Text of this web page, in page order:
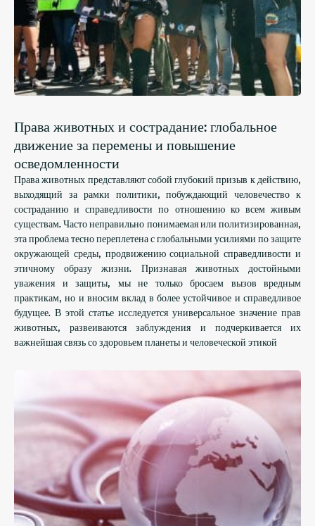
Права животных и сострадание: глобальное
движение за перемены и повышение
осведомленности
Права животных представляют собой глубокий призыв к действию,
выходящий за рамки политики, побуждающий человечество к
состраданию и справедливости по отношению ко всем живым
существам. Часто неправильно понимаемая или политизированная,
эта проблема тесно переплетена с глобальными усилиями по защите
окружающей среды, продвижению социальной справедливости и
этичному образу жизни. Признавая животных достойными
уважения и защиты, мы не только бросаем вызов вредным
практикам, но и вносим вклад в более устойчивое и справедливое
будущее. В этой статье исследуется универсальное значение прав
животных, развеиваются заблуждения и подчеркивается их
важнейшая связь со здоровьем планеты и человеческой этикой